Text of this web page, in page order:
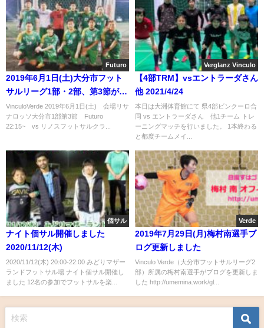
Futuro
2019年6月1日(土)大分市フット
サルリーグ1部・2部、第3節が行
われます。
VinculoVerde 2019年6月1日(土) 会場リサ
ナロッソ大分市1部第3節 Futuro
22:15~ vs リノスフットサルクラ...
Verglanz Vinculo
【4部TRM】vsエントラーダさん
他 2021/4/24
本日は大洲体育館にて 県4部ビンクーロ合
同 vs エントラーダさん 他1チーム トレ
ーニングマッチを行いました。 1本終わる
と都度チームメイ...
個サル
ナイト個サル開催しました
2020/11/12(木)
2020/11/12(木) 20:00-22:00 みどりマザー
ランドフットサル場 ナイト個サル開催し
ました 12名の参加でフットサルを楽...
Verde
2019年7月29日(月)梅村南選手ブ
ログ更新しました
Vinculo Verde（大分市フットサルリーグ2
部）所属の梅村南選手がブログを更新しま
した http://umemina.work/gl...